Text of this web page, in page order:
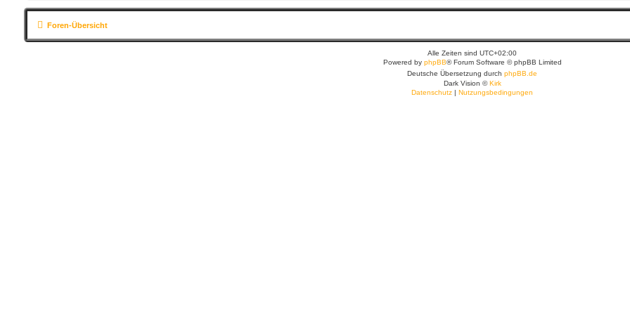
Foren-Übersicht
Alle Zeiten sindUTC+02:00
Powered by phpBB® Forum Software © phpBB Limited
Deutsche Übersetzung durchphpBB.de
Dark Vision ©Kirk
Datenschutz |Nutzungsbedingungen